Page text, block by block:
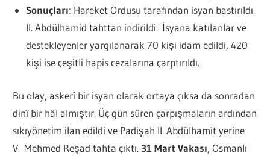
Sonuçları: Hareket Ordusu tarafından isyan bastırıldı.
II. Abdülhamid tahttan indirildi. İsyana katılanlar ve
destekleyenler yargılanarak 70 kişi idam edildi, 420
kişi ise çeşitli hapis cezalarına çarptırıldı.
Bu olay, askerî bir isyan olarak ortaya çıksa da sonradan
dinî bir hâl almıştır. Üç gün süren çarpışmaların ardından
sıkıyönetim ilan edildi ve Padişah II. Abdülhamit yerine
V. Mehmed Reşad tahta çıktı. 31 Mart Vakası, Osmanlı